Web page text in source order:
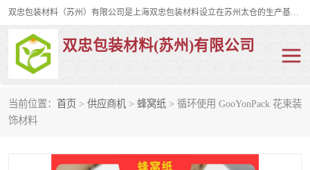
双忠包装材料（苏州）有限公司是上海双忠包装材料设立在苏州太仓的生产基地，占地约2万平米，产品主要有打孔缠绕膜，拉伸蜂窝纸，集装箱充气袋，滑托板，打包带，裹包网兜，防滑纸等箱体和托盘的运输和保护性包材。固永包材®，GooYon Pack®，是我们保护性包装材料的专属品牌。
双忠包装材料(苏州)有限公司
当前位置： 首页 > 供应商机 > 蜂窝纸 > 循环使用 GooYonPack 花束装
饰材料
打孔缠绕膜
裹包网兜 纤维打包带